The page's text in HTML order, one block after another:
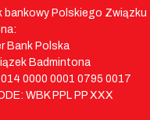
bankowy Polskiego Związku
Bank Polska
Badmintona
0000 0001 0795 0017
WBK PPL PP XXX